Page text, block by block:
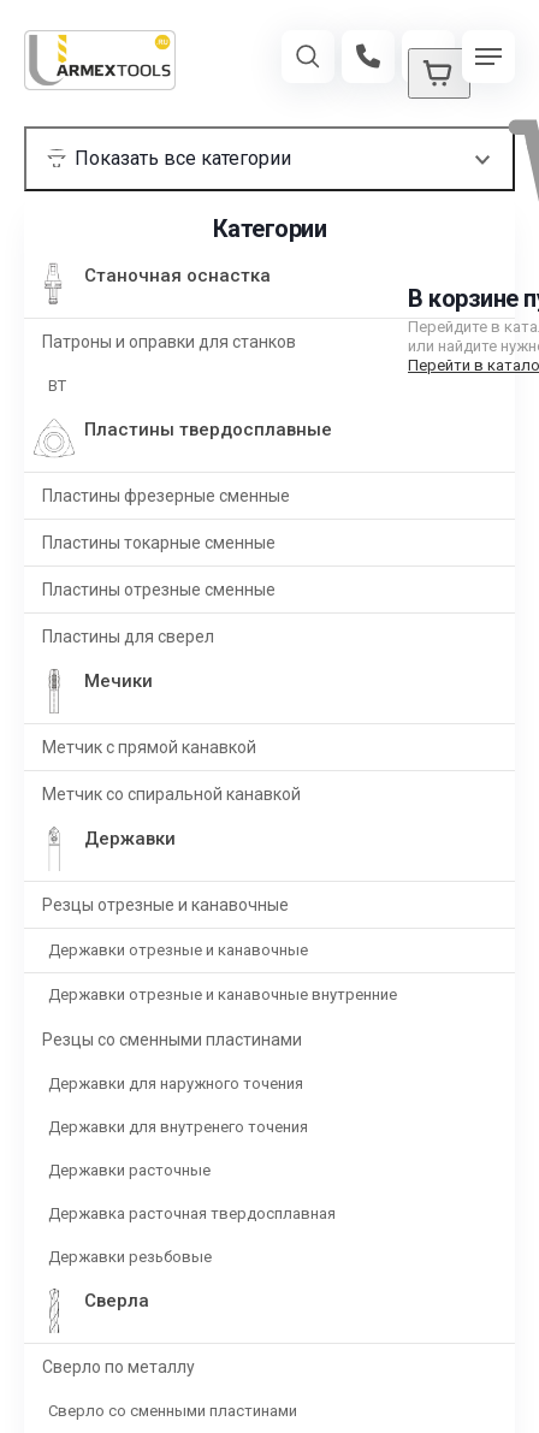
В корзине
Перейдите в
или найдите
Перейти в
Категории
Станочная оснастка
Патроны и оправки для станков
BT
Пластины твердосплавные
Пластины фрезерные сменные
Пластины токарные сменные
Пластины отрезные сменные
Пластины для сверел
Мечики
Метчик с прямой канавкой
Метчик со спиральной канавкой
Державки
Резцы отрезные и канавочные
Державки отрезные и канавочные
Державки отрезные и канавочные внутренние
Резцы со сменными пластинами
Державки для наружного точения
Державки для внутренего точения
Державки расточные
Державка расточная твердосплавная
Державки резьбовые
Сверла
Сверло по металлу
Сверло со сменными пластинами